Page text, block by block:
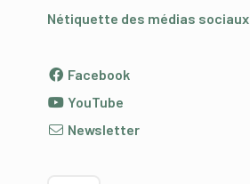
Nétiquette des médias sociaux
Facebook
YouTube
Newsletter